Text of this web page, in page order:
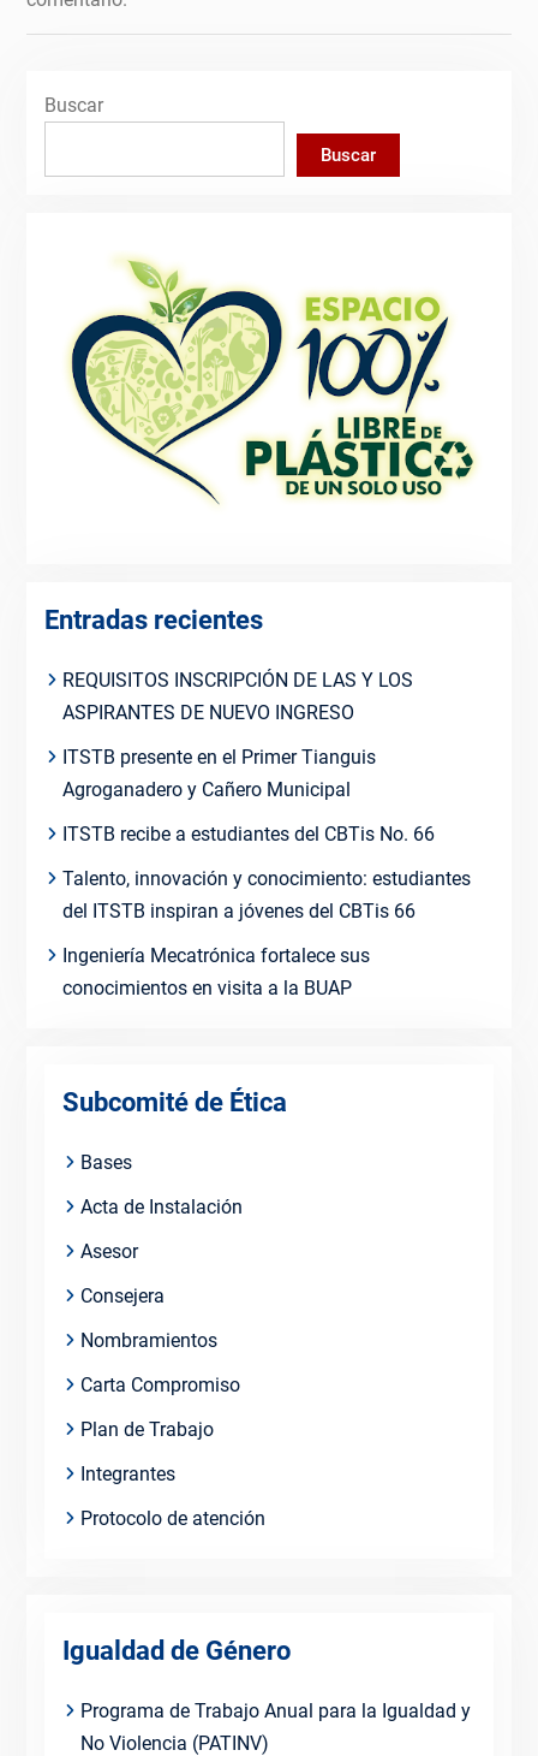
Buscar
Buscar
Entradas recientes
REQUISITOS INSCRIPCIÓN DE LAS Y LOS
ASPIRANTES DE NUEVO INGRESO
ITSTB presente en el Primer Tianguis
Agroganadero y Cañero Municipal
ITSTB recibe a estudiantes del CBTis No. 66
Talento, innovación y conocimiento: estudiantes
del ITSTB inspiran a jóvenes del CBTis 66
Ingeniería Mecatrónica fortalece sus
conocimientos en visita a la BUAP
Subcomité de Ética
Bases
Acta de Instalación
Asesor
Consejera
Nombramientos
Carta Compromiso
Plan de Trabajo
Integrantes
Protocolo de atención
Igualdad de Género
Programa de Trabajo Anual para la Igualdad y
No Violencia (PATINV)